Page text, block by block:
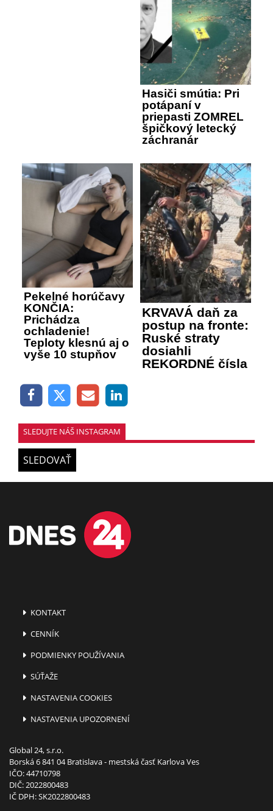
Hasiči smútia: Pri
potápaní v
priepasti ZOMREL
špičkový letecký
záchranár
Pekelné horúčavy
KONČIA:
Prichádza
ochladenie!
Teploty klesnú aj o
vyše 10 stupňov
KRVAVÁ daň za
postup na fronte:
Ruské straty
dosiahli
REKORDNÉ čísla
SLEDUJTE NÁŠ INSTAGRAM
SLEDOVAŤ
KONTAKT
CENNÍK
PODMIENKY POUŽÍVANIA
SÚŤAŽE
NASTAVENIA COOKIES
NASTAVENIA UPOZORNENÍ
Global 24, s.r.o.
Borská 6 841 04 Bratislava - mestská časť Karlova Ves
IČO: 44710798
DIČ: 2022800483
IČ DPH: SK2022800483